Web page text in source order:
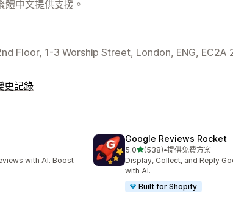
體中文提供支援。
Floor, 1-3 Worship Street, London, ENG, EC2A
更記錄
with AI. Boost
Google Reviews Rocket
5.0滿分 5 顆星
(538)
共有 538 則評價
•提供免費方案
Display, Collect, and Reply
with AI.
Built for Shopify